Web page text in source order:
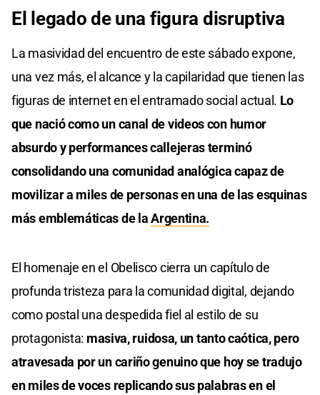
El legado de una figura disruptiva
La masividad del encuentro de este sábado expone,
una vez más, el alcance y la capilaridad que tienen las
figuras de internet en el entramado social actual. Lo
que nació como un canal de videos con humor
absurdo y performances callejeras terminó
consolidando una comunidad analógica capaz de
movilizar a miles de personas en una de las esquinas
más emblemáticas de laArgentina.
El homenaje en el Obelisco cierra un capítulo de
profunda tristeza para la comunidad digital, dejando
como postal una despedida fiel al estilo de su
protagonista: masiva, ruidosa, un tanto caótica, pero
atravesada por un cariño genuino que hoy se tradujo
en miles de voces replicando sus palabras en el